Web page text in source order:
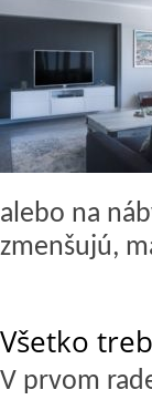
alebo na
zmenšujú,
Všetko
V prvom